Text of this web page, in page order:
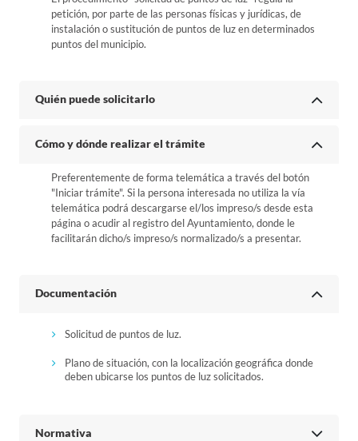
petición, por parte de las personas físicas y jurídicas, de
instalación o sustitución de puntos de luz en determinados
puntos del municipio.
Quién puede solicitarlo
Cómo y dónde realizar el trámite
Preferentemente de forma telemática a través del botón
"Iniciar trámite". Si la persona interesada no utiliza la vía
telemática podrá descargarse el/los impreso/s desde esta
página o acudir al registro del Ayuntamiento, donde le
facilitarán dicho/s impreso/s normalizado/s a presentar.
Documentación
Solicitud de puntos de luz.
Plano de situación, con la localización geográfica donde
deben ubicarse los puntos de luz solicitados.
Normativa